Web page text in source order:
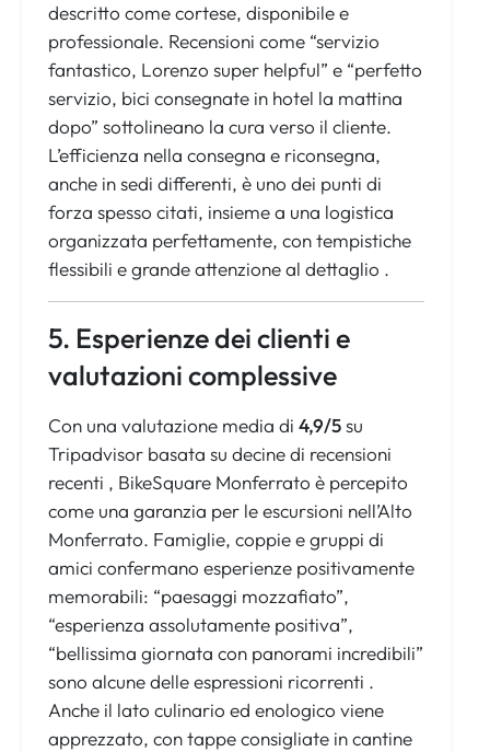
descritto come cortese, disponibile e
professionale. Recensioni come “servizio
fantastico, Lorenzo super helpful” e “perfetto
servizio, bici consegnate in hotel la mattina
dopo” sottolineano la cura verso il cliente.
L’efficienza nella consegna e riconsegna,
anche in sedi differenti, è uno dei punti di
forza spesso citati, insieme a una logistica
organizzata perfettamente, con tempistiche
flessibili e grande attenzione al dettaglio .
5. Esperienze dei clienti e
valutazioni complessive
Con una valutazione media di 4,9/5su
Tripadvisor basata su decine di recensioni
recenti , BikeSquare Monferrato è percepito
come una garanzia per le escursioni nell’Alto
Monferrato. Famiglie, coppie e gruppi di
amici confermano esperienze positivamente
memorabili: “paesaggi mozzafiato”,
“esperienza assolutamente positiva”,
“bellissima giornata con panorami incredibili”
sono alcune delle espressioni ricorrenti .
Anche il lato culinario ed enologico viene
apprezzato, con tappe consigliate in cantine